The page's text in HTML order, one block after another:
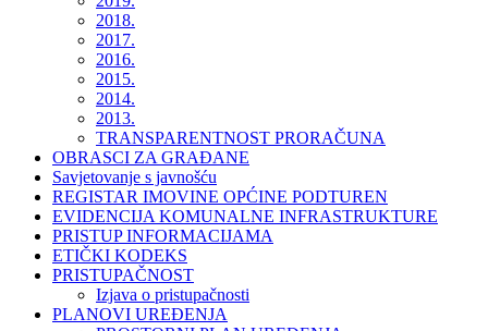
2018.
2017.
2016.
2015.
2014.
2013.
TRANSPARENTNOST PRORAČUNA
OBRASCI ZA GRAĐANE
Savjetovanje s javnošću
REGISTAR IMOVINE OPĆINE PODTUREN
EVIDENCIJA KOMUNALNE INFRASTRUKTURE
PRISTUP INFORMACIJAMA
ETIČKI KODEKS
PRISTUPAČNOST
Izjava o pristupačnosti
PLANOVI UREĐENJA